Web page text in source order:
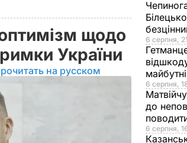
щодо
України
на русском
6 серпня,
6 серпня,
до
6 серпня,